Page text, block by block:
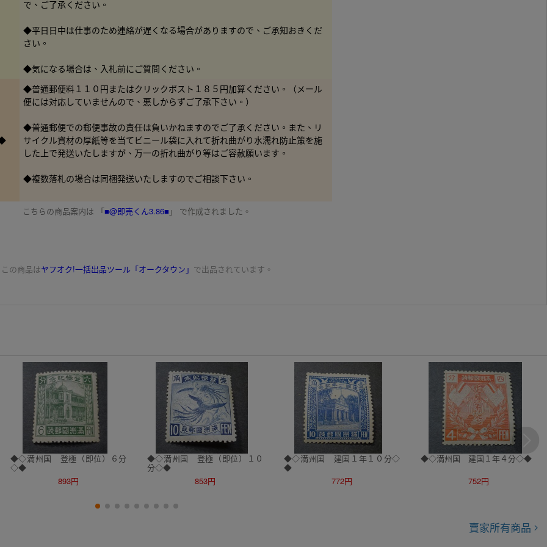
で、ご了承ください。
◆平日日中は仕事のため連絡が遅くなる場合がありますので、ご承知おきくだ
さい。
◆気になる場合は、入札前にご質問ください。
◆普通郵便料１１０円またはクリックポスト１８５円加算ください。（メール
便には対応していませんので、悪しからずご了承下さい。）
◆普通郵便での郵便事故の責任は負いかねますのでご了承ください。また、リ
サイクル資材の厚紙等を当てビニール袋に入れて折れ曲がり水濡れ防止策を施
した上で発送いたしますが、万一の折れ曲がり等はご容赦願います。
◆複数落札の場合は同梱発送いたしますのでご相談下さい。
こちらの商品案内は 「■@即売くん3.86■ 」 で作成されました。
この商品はヤフオク!一括出品ツール「オークタウン」 で出品されています。
◆◇満州国 登極（即位）６分
◇◆
893円
◆◇満州国 登極（即位）１０
分◇◆
853円
◆◇満州国 建国１年１０分◇
◆
772円
◆◇満州国 建国１年４分◇◆
752円
賣家所有商品